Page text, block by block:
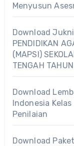
Menyusun
Download
PENDIDIKAN
(MAPSI)
TENGAH
Download
Indonesia Kelas
Penilaian
Download